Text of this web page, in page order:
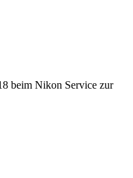
beim Nikon Service zur